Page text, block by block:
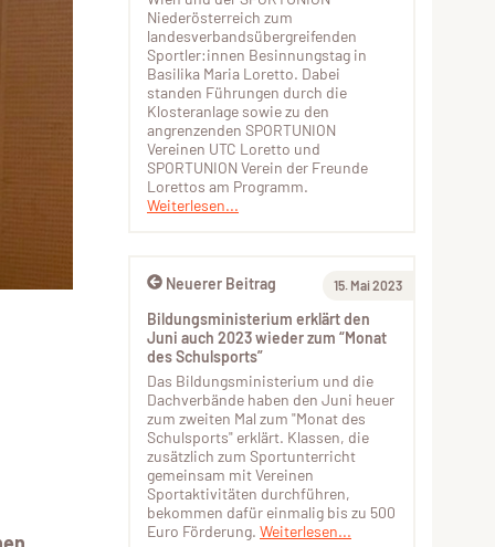
Niederösterreich zum
landesverbandsübergreifenden
Sportler:innen Besinnungstag in
Basilika Maria Loretto. Dabei
standen Führungen durch die
Klosteranlage sowie zu den
angrenzenden SPORTUNION
Vereinen UTC Loretto und
SPORTUNION Verein der Freunde
Lorettos am Programm.
Weiterlesen...
Neuerer Beitrag 15. Mai 2023
Bildungsministerium erklärt den
Juni auch 2023 wieder zum “Monat
des Schulsports”
Das Bildungsministerium und die
Dachverbände haben den Juni heuer
zum zweiten Mal zum "Monat des
Schulsports" erklärt. Klassen, die
zusätzlich zum Sportunterricht
gemeinsam mit Vereinen
Sportaktivitäten durchführen,
bekommen dafür einmalig bis zu 500
Euro Förderung. Weiterlesen...